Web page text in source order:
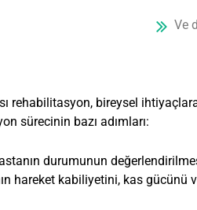
Ve
rehabilitasyon, bireysel
sürecinin bazı adımları:
durumunun
hareket kabiliyetini, kas gücünü